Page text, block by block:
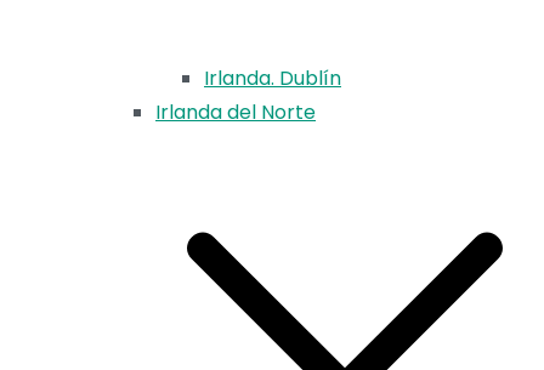
Irlanda. Dublín
Irlanda del Norte